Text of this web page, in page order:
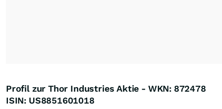
Profil zur Thor Industries Aktie - WKN: 872478
ISIN: US8851601018